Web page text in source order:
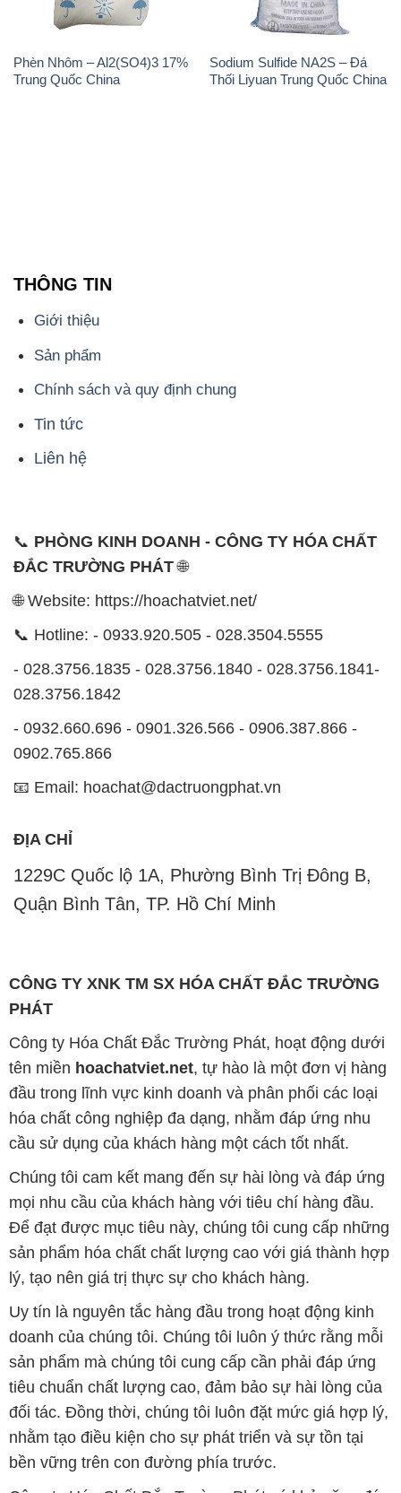
Phèn Nhôm – Al2(SO4)3 17%
Trung Quốc China
Sodium Sulfide NA2S – Đá
Thối Liyuan Trung Quốc China
THÔNG TIN
Giới thiệu
Sản phẩm
Chính sách và quy định chung
Tin tức
Liên hệ
📞 PHÒNG KINH DOANH - CÔNG TY HÓA CHẤT
ĐẮC TRƯỜNG PHÁT🌐
🌐 Website: https://hoachatviet.net/
📞 Hotline: - 0933.920.505 - 028.3504.5555
- 028.3756.1835 - 028.3756.1840 - 028.3756.1841-
028.3756.1842
- 0932.660.696 - 0901.326.566 - 0906.387.866 -
0902.765.866
📧 Email: hoachat@dactruongphat.vn
ĐỊA CHỈ
1229C Quốc lộ 1A, Phường Bình Trị Đông B,
Quận Bình Tân, TP. Hồ Chí Minh
CÔNG TY XNK TM SX HÓA CHẤT ĐẮC TRƯỜNG
PHÁT
Công ty Hóa Chất Đắc Trường Phát, hoạt động dưới
tên miền hoachatviet.net, tự hào là một đơn vị hàng
đầu trong lĩnh vực kinh doanh và phân phối các loại
hóa chất công nghiệp đa dạng, nhằm đáp ứng nhu
cầu sử dụng của khách hàng một cách tốt nhất.
Chúng tôi cam kết mang đến sự hài lòng và đáp ứng
mọi nhu cầu của khách hàng với tiêu chí hàng đầu.
Để đạt được mục tiêu này, chúng tôi cung cấp những
sản phẩm hóa chất chất lượng cao với giá thành hợp
lý, tạo nên giá trị thực sự cho khách hàng.
Uy tín là nguyên tắc hàng đầu trong hoạt động kinh
doanh của chúng tôi. Chúng tôi luôn ý thức rằng mỗi
sản phẩm mà chúng tôi cung cấp cần phải đáp ứng
tiêu chuẩn chất lượng cao, đảm bảo sự hài lòng của
đối tác. Đồng thời, chúng tôi luôn đặt mức giá hợp lý,
nhằm tạo điều kiện cho sự phát triển và sự tồn tại
bền vững trên con đường phía trước.